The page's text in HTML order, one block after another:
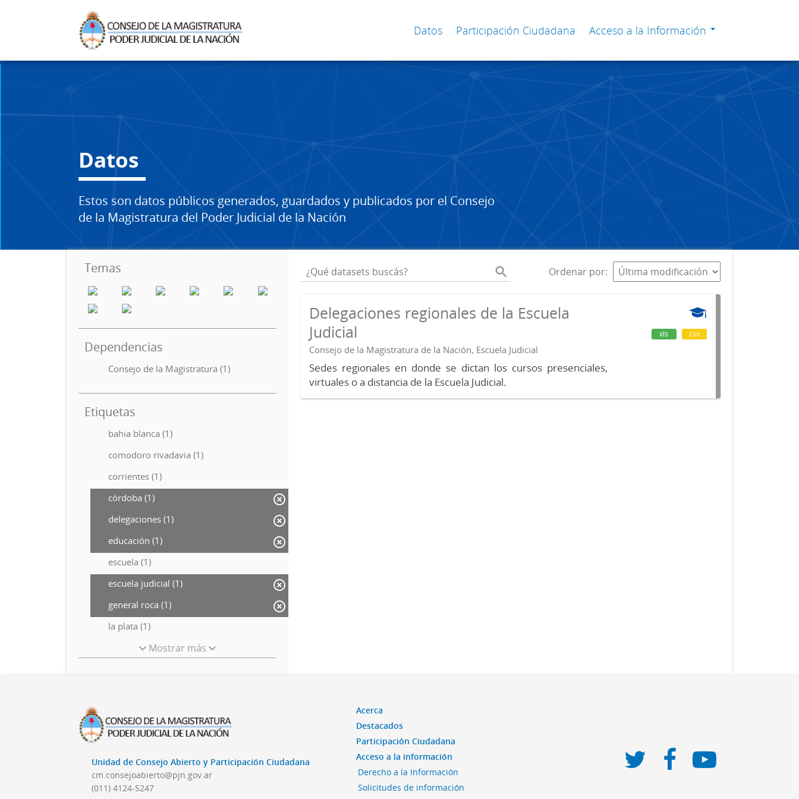
Datos Participación Ciudadana Acceso a la Información
Datos
Estos son datos públicos generados, guardados y publicados por el Consejo
de la Magistratura del Poder Judicial de la Nación
Temas
Dependencias
Consejo de la Magistratura (1)
Etiquetas
bahia blanca (1)
comodoro rivadavia (1)
corrientes (1)
córdoba (1)
delegaciones (1)
educación (1)
escuela (1)
escuela judicial (1)
general roca (1)
la plata (1)
Mostrar más
Ordenar por
Delegaciones regionales de la Escuela
Judicial
Consejo de la Magistratura de la Nación, Escuela Judicial
Sedes regionales en donde se dictan los cursos presenciales,
virtuales o a distancia de la Escuela Judicial.
xls csv
Unidad de Consejo Abierto y Participación Ciudadana
cm.consejoabierto@pjn.gov.ar
(011) 4124-5247
Acerca
Destacados
Participación Ciudadana
Acceso a la información
Derecho a la Información
Solicitudes de información